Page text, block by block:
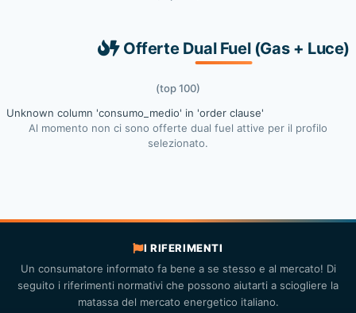
Offerte Dual Fuel (Gas + Luce)
(top 100)
Unknown column 'consumo_medio' in 'order clause'
Al momento non ci sono offerte dual fuel attive per il profilo
selezionato.
I RIFERIMENTI
Un consumatore informato fa bene a se stesso e al mercato! Di
seguito i riferimenti normativi che possono aiutarti a sciogliere la
matassa del mercato energetico italiano.